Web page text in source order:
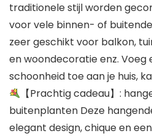
traditionele stijl worden
voor vele binnen- of
zeer geschikt voor balkon,
en woondecoratie enz. Voeg
schoonheid toe aan je huis,
【Prachtig cadeau】:
buitenplanten Deze
elegant design, chique en